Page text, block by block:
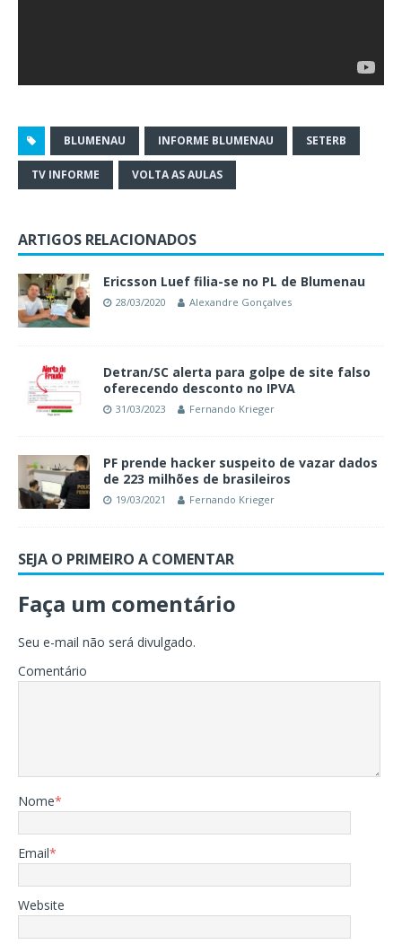
BLUMENAU INFORME BLUMENAU SETERB
TV INFORME VOLTA AS AULAS
ARTIGOS RELACIONADOS
Ericsson Luef filia-se no PL de Blumenau
28/03/2020 Alexandre Gonçalves
Detran/SC alerta para golpe de site falso
oferecendo desconto no IPVA
31/03/2023 Fernando Krieger
PF prende hacker suspeito de vazar dados
de 223 milhões de brasileiros
19/03/2021 Fernando Krieger
SEJA O PRIMEIRO A COMENTAR
Faça um comentário
Seu e-mail não será divulgado.
Comentário
Nome*
Email*
Website